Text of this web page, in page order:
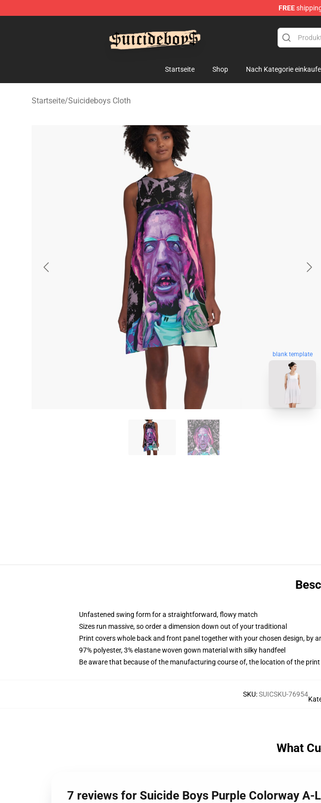
FREE
Startseite Shop Nach Kategorie
Startseite/Suicideboys Cloth
blank template
Unfastened swing form for a straightforward, flowy match
Sizes run massive, so order a dimension down out of your traditional
Print covers whole back and front panel together with your chosen design, by
97% polyester, 3% elastane woven gown material with silky handfeel
Be aware that because of the manufacturing course of, the location of the
SKU:SUICSKU-76954
What
7 reviews for Suicide Boys Purple Colorway A-